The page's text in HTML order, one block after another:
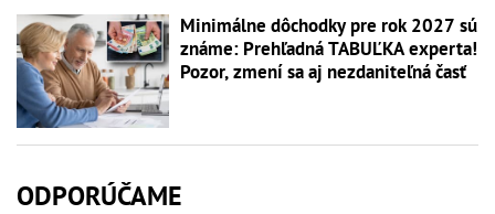
Minimálne dôchodky pre rok 2027 sú
známe: Prehľadná TABUĽKA experta!
Pozor, zmení sa aj nezdaniteľná časť
ODPORÚČAME